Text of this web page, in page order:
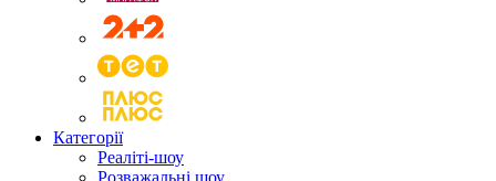
Категорії
Реаліті-шоу
Розважальні шоу